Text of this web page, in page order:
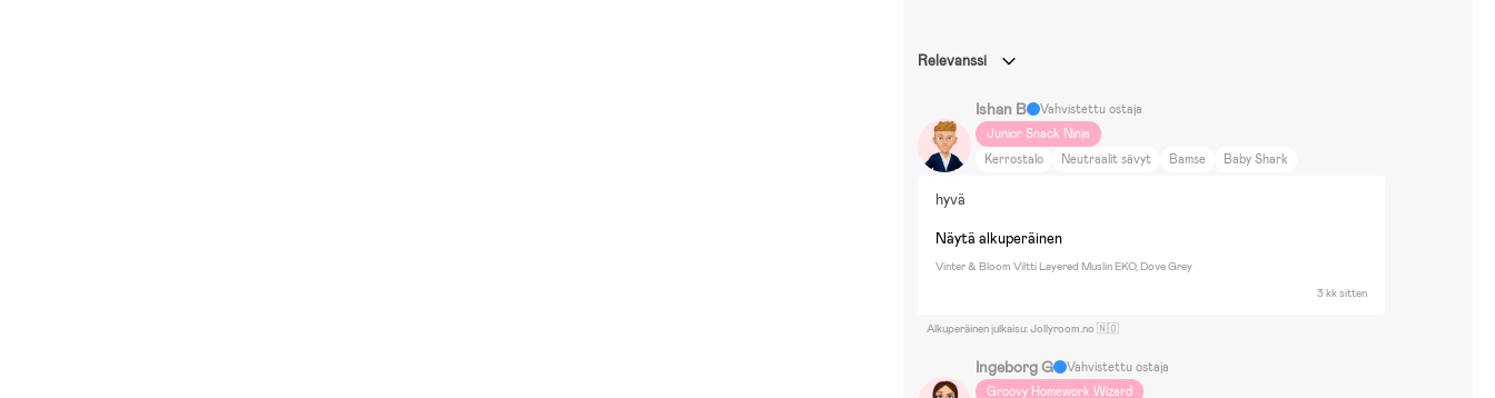
Relevanssi
Ishan B
Vahvistettu ostaja
Junior Snack Ninja
Kerrostalo
Neutraalit sävyt Bamse Baby Shark
hyvä
Näytä alkuperäinen
Vinter & Bloom Viltti Layered Muslin EKO, Dove Grey
3 kk sitten
Alkuperäinen julkaisu: Jollyroom.no 🇳🇴
Ingeborg G
Vahvistettu ostaja
Groovy Homework Wizard